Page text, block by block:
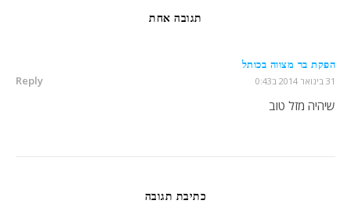
תגובה אחת
הפקת בר מצווה בכותל
31 בינואר 2014 ב0:43 Reply
שיהיה מזל טוב
כתיבת תגובה